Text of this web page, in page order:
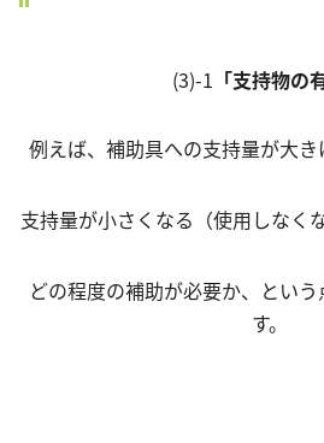
(3)-1 「支持物の
例えば、補助具への支持量が大
支持量が小さくなる（使用しなく
どの程度の補助が必要か、とい
す。